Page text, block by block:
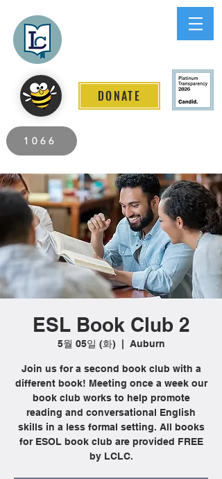
DONATE
1066
ESL Book Club 2
5월 05일 (화)
  |
Auburn
Join us for a second book club with a
different book! Meeting once a week our
book club works to help promote
reading and conversational English
skills in a less formal setting. All books
for ESOL book club are provided FREE
by LCLC.